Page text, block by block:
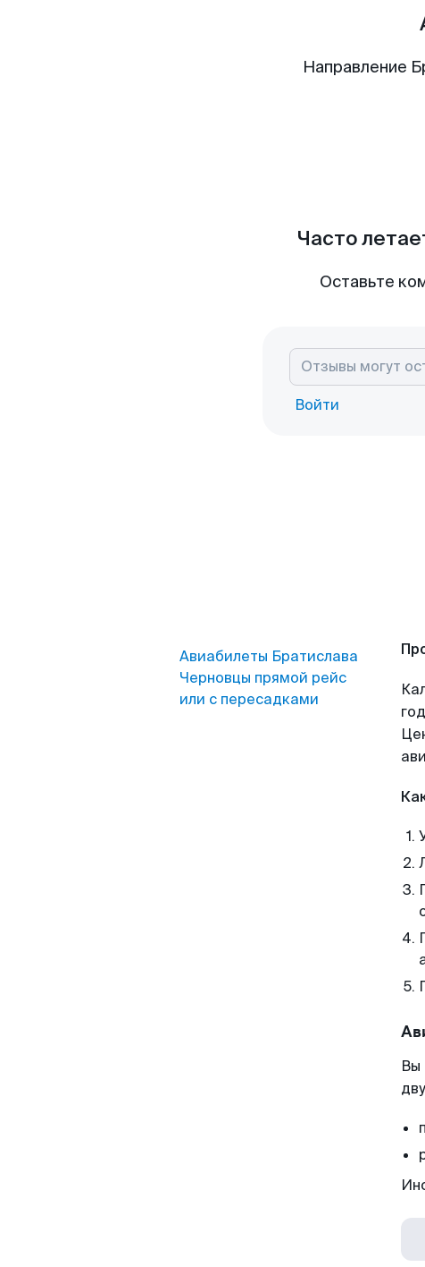
Направление
Часто
Оставьте
Войти
Авиабилеты Братислава
Черновцы прямой рейс
или с пересадками
Вы